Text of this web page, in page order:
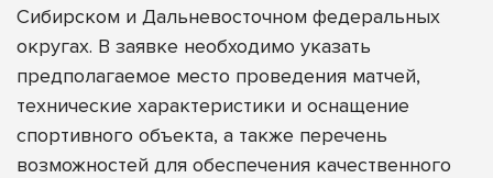
Сибирском и Дальневосточном федеральных
округах. В заявке необходимо указать
предполагаемое место проведения матчей,
технические характеристики и оснащение
спортивного объекта, а также перечень
возможностей для обеспечения качественного